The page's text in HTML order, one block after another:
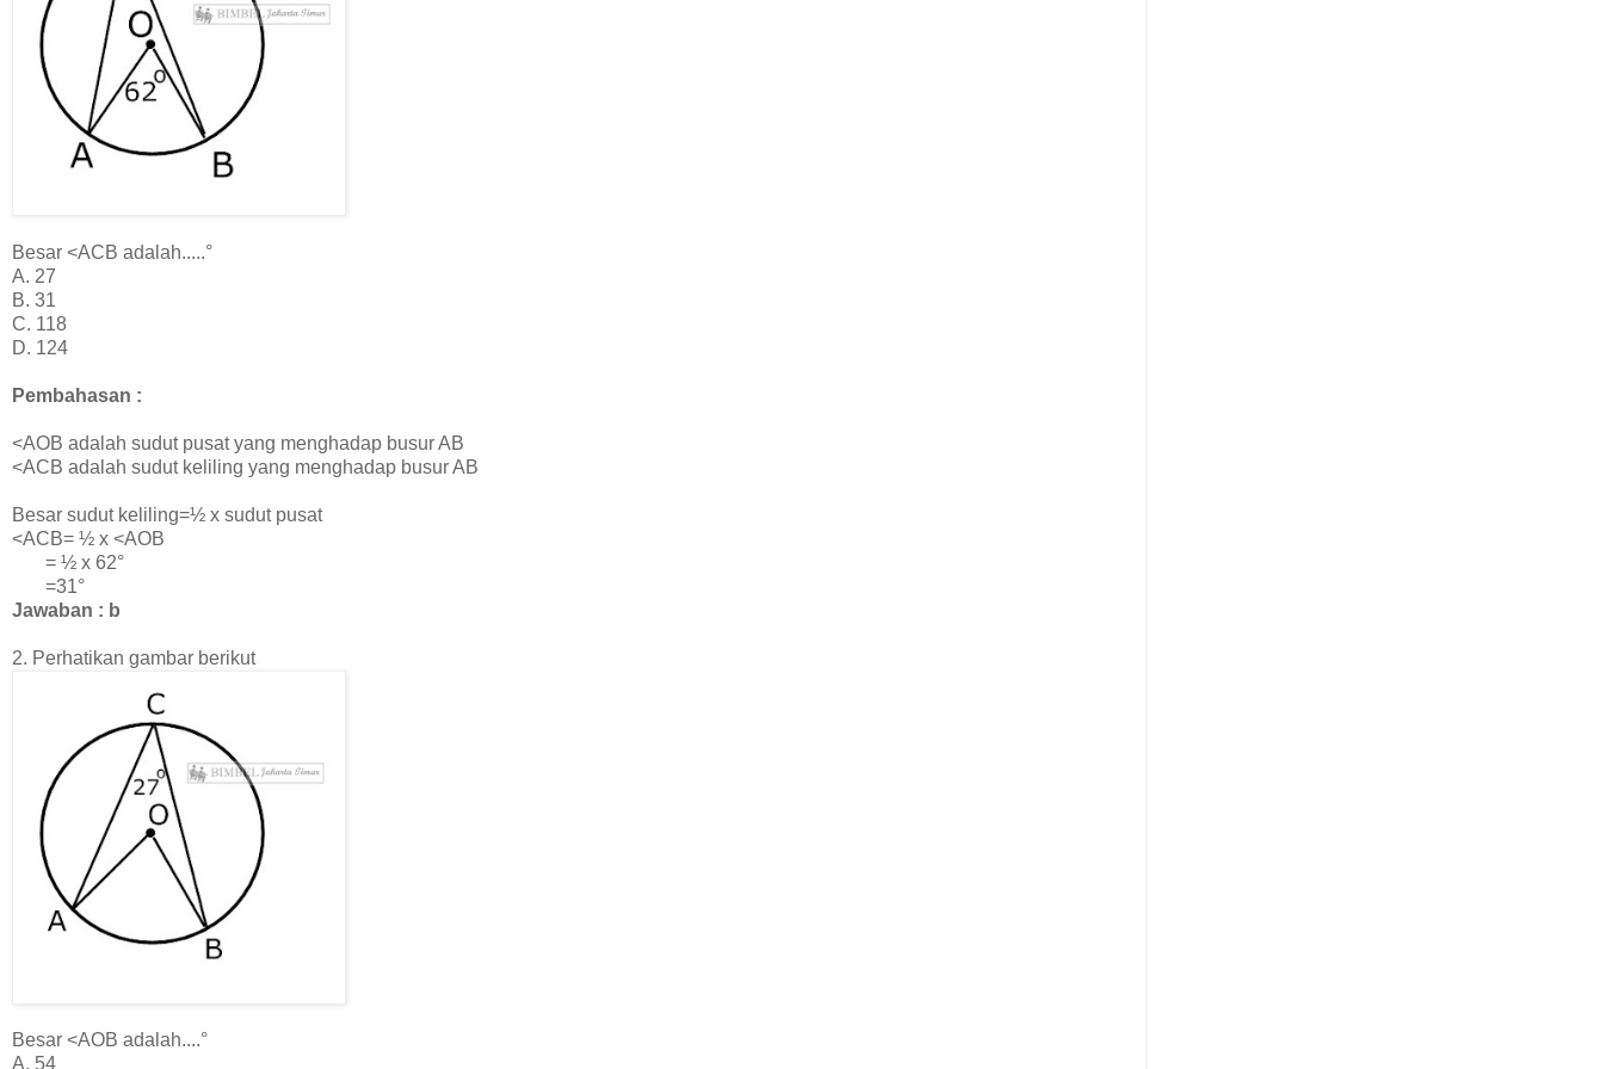
Besar <ACB adalah.....°
A. 27
B. 31
C. 118
D. 124
Pembahasan :
<AOB adalah sudut pusat yang menghadap busur AB
<ACB adalah sudut keliling yang menghadap busur AB
Besar sudut keliling=½ x sudut pusat
<ACB= ½ x <AOB
= ½ x 62°
=31°
Jawaban : b
2. Perhatikan gambar berikut
Besar <AOB adalah....°
A. 54